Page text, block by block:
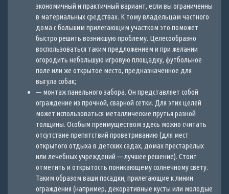
экономичный и практичный вариант, если вы ограниченны
в материальных средствах. К тому владельцам частного
дома с большим прилегающим участком это поможет
быстро решить возникшую проблему. Целесообразно
воспользоваться таким предложением и при желании
огородить небольшую игровую площадку, футбольное
поле или же открытое место, предназначенное для
выгула собак;
— монтаж панельного забора. Он представляет собой
ограждение из прочной, сварной сетки. Для этих целей
может использоваться металлические прутья разной
толщины. Особым преимуществом здесь можно считать
отсутствие препятствий проветриванию (для мест
открытого отдыха в детских садах, домах престарелых
или лечебных учреждений — лучшее решение). Стоит
отметить и открытость поникающему солнечному свету.
Таким образом ваши посадки, прилегающие к линии
ограждения (например, декоративные кусты или молодые